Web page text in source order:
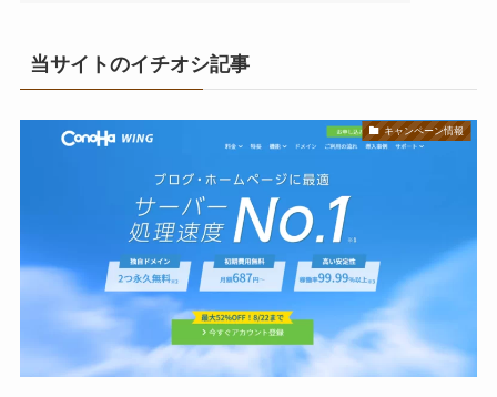
当サイトのイチオシ記事
キャンペーン情報